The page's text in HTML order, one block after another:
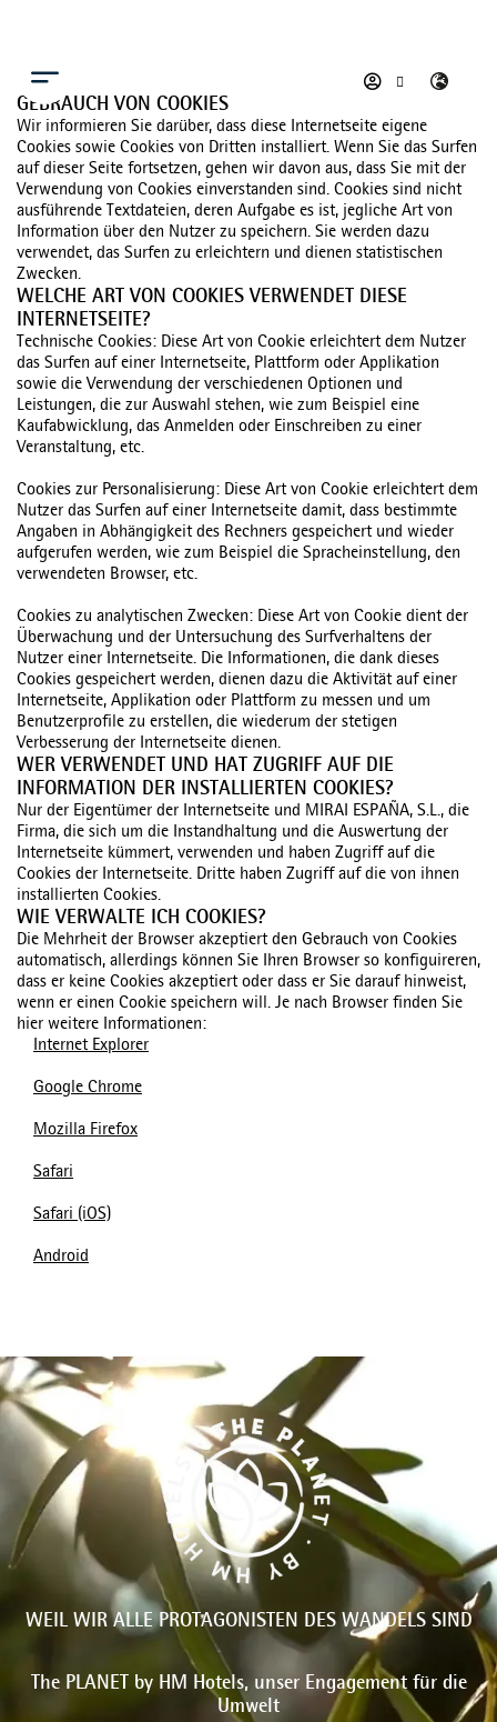
GEBRAUCH VON COOKIES
Wir informieren Sie darüber, dass diese Internetseite eigene
Cookies sowie Cookies von Dritten installiert. Wenn Sie das Surfen
auf dieser Seite fortsetzen, gehen wir davon aus, dass Sie mit der
Verwendung von Cookies einverstanden sind. Cookies sind nicht
ausführende Textdateien, deren Aufgabe es ist, jegliche Art von
Information über den Nutzer zu speichern. Sie werden dazu
verwendet, das Surfen zu erleichtern und dienen statistischen
Zwecken.
WELCHE ART VON COOKIES VERWENDET DIESE
INTERNETSEITE?
Technische Cookies: Diese Art von Cookie erleichtert dem Nutzer
das Surfen auf einer Internetseite, Plattform oder Applikation
sowie die Verwendung der verschiedenen Optionen und
Leistungen, die zur Auswahl stehen, wie zum Beispiel eine
Kaufabwicklung, das Anmelden oder Einschreiben zu einer
Veranstaltung, etc.
Cookies zur Personalisierung: Diese Art von Cookie erleichtert dem
Nutzer das Surfen auf einer Internetseite damit, dass bestimmte
Angaben in Abhängigkeit des Rechners gespeichert und wieder
aufgerufen werden, wie zum Beispiel die Spracheinstellung, den
verwendeten Browser, etc.
Cookies zu analytischen Zwecken: Diese Art von Cookie dient der
Überwachung und der Untersuchung des Surfverhaltens der
Nutzer einer Internetseite. Die Informationen, die dank dieses
Cookies gespeichert werden, dienen dazu die Aktivität auf einer
Internetseite, Applikation oder Plattform zu messen und um
Benutzerprofile zu erstellen, die wiederum der stetigen
Verbesserung der Internetseite dienen.
WER VERWENDET UND HAT ZUGRIFF AUF DIE
INFORMATION DER INSTALLIERTEN COOKIES?
Nur der Eigentümer der Internetseite und MIRAI ESPAÑA, S.L., die
Firma, die sich um die Instandhaltung und die Auswertung der
Internetseite kümmert, verwenden und haben Zugriff auf die
Cookies der Internetseite. Dritte haben Zugriff auf die von ihnen
installierten Cookies.
WIE VERWALTE ICH COOKIES?
Die Mehrheit der Browser akzeptiert den Gebrauch von Cookies
automatisch, allerdings können Sie Ihren Browser so konfiguireren,
dass er keine Cookies akzeptiert oder dass er Sie darauf hinweist,
wenn er einen Cookie speichern will. Je nach Browser finden Sie
hier weitere Informationen:
Internet Explorer
Google Chrome
Mozilla Firefox
Safari
Safari (iOS)
Android
WEIL WIR ALLE PROTAGONISTEN DES WANDELS SIND
The PLANET by HM Hotels, unser Engagement für die
Umwelt